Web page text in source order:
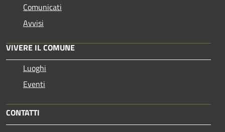
Comunicati
Avvisi
VIVERE IL COMUNE
Luoghi
Eventi
CONTATTI